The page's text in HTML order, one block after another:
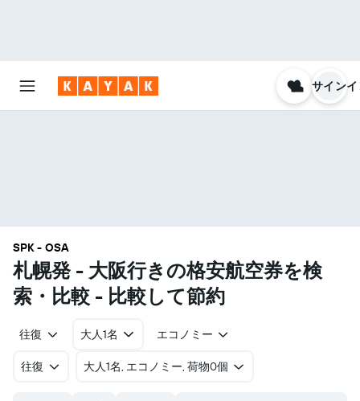
サイン
SPK - OSA
札幌発 - 大阪行きの格安航空券を検
索・比較 - 比較して節約
往復 大人1名 エコノミー
往復 ​大人1名, エコノミー, 荷物0個